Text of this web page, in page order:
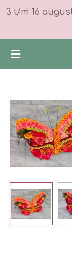
Ga
naar
de
hoofdinhoud
3 t/m 16